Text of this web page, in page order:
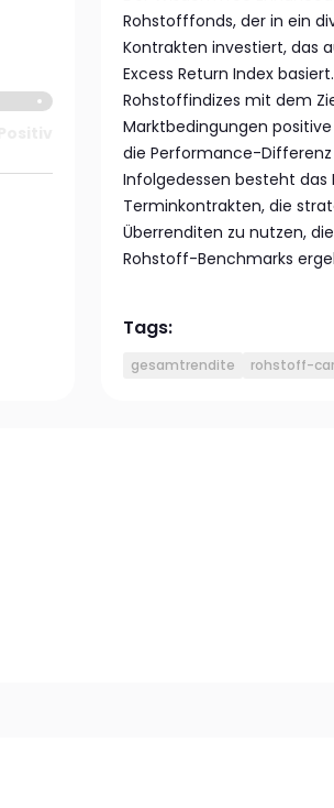
Rohstofffonds, der in ein
Kontrakten investiert, das
Excess Return Index
Rohstoffindizes mit dem
Marktbedingungen
die Performance-Differenz
Infolgedessen besteht das
Terminkontrakten, die
Überrenditen zu nutzen,
Rohstoff-Benchmarks
Tags:
gesamtrendite rohstoff-